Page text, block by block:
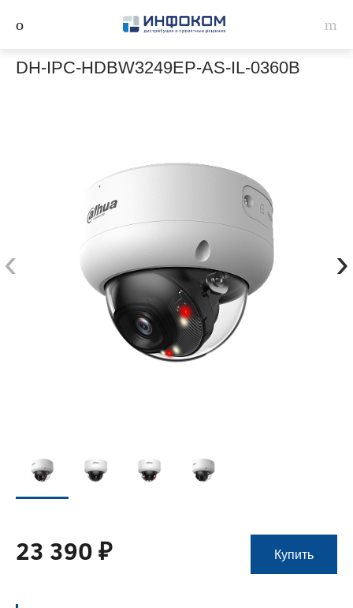
DH-IPC-HDBW3249EP-AS-IL-0360B
‹ ›
23 390 ₽ Купить